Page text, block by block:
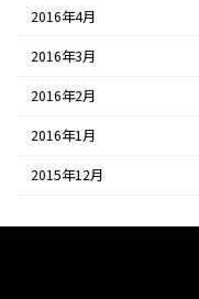
2016年4月
2016年3月
2016年2月
2016年1月
2015年12月